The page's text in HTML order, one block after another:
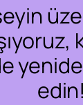
edin!